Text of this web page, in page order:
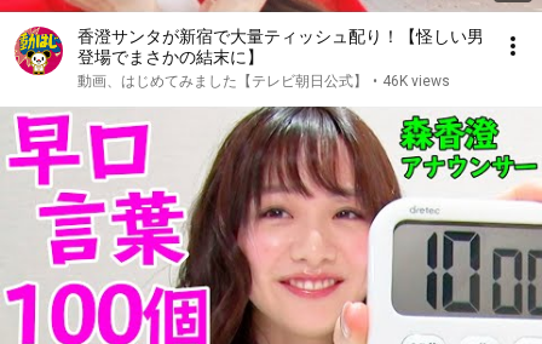
香澄サンタが新宿で大量ティッシュ配り！【怪しい男
登場でまさかの結末に】
動画、はじめてみました【テレビ朝日公式】 • 46K views